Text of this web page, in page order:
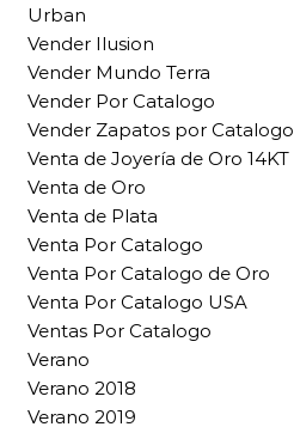
Urban
Vender Ilusion
Vender Mundo Terra
Vender Por Catalogo
Vender Zapatos por Catalogo
Venta de Joyería de Oro 14KT
Venta de Oro
Venta de Plata
Venta Por Catalogo
Venta Por Catalogo de Oro
Venta Por Catalogo USA
Ventas Por Catalogo
Verano
Verano 2018
Verano 2019